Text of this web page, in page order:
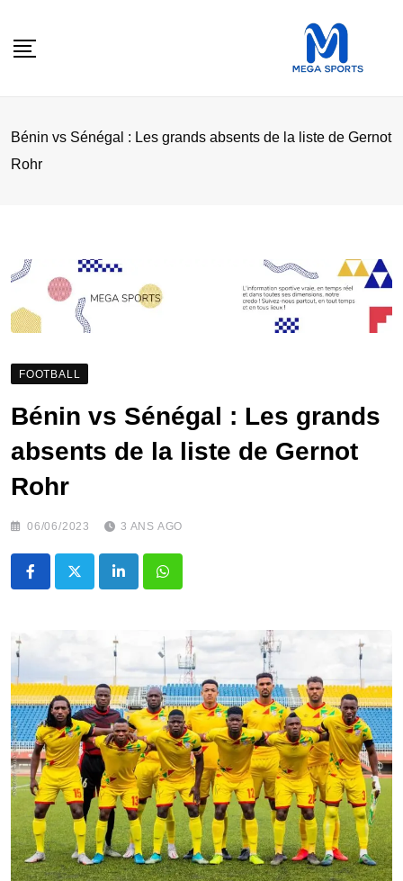
Bénin vs Sénégal : Les grands absents de la liste de Gernot
Rohr
FOOTBALL
Bénin vs Sénégal : Les grands
absents de la liste de Gernot
Rohr
06/06/2023 3 ANS AGO
LinkedInWhatsapp